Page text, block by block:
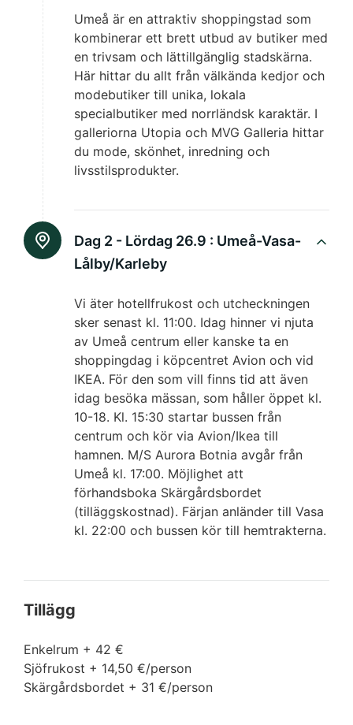
Umeå är en attraktiv shoppingstad som
kombinerar ett brett utbud av butiker med
en trivsam och lättillgänglig stadskärna.
Här hittar du allt från välkända kedjor och
modebutiker till unika, lokala
specialbutiker med norrländsk karaktär. I
galleriorna Utopia och MVG Galleria hittar
du mode, skönhet, inredning och
livsstilsprodukter.
Dag 2 - Lördag 26.9 : Umeå-Vasa-
Lålby/Karleby
Vi äter hotellfrukost och utcheckningen
sker senast kl. 11:00. Idag hinner vi njuta
av Umeå centrum eller kanske ta en
shoppingdag i köpcentret Avion och vid
IKEA. För den som vill finns tid att även
idag besöka mässan, som håller öppet kl.
10-18. Kl. 15:30 startar bussen från
centrum och kör via Avion/Ikea till
hamnen. M/S Aurora Botnia avgår från
Umeå kl. 17:00. Möjlighet att
förhandsboka Skärgårdsbordet
(tilläggskostnad). Färjan anländer till Vasa
kl. 22:00 och bussen kör till hemtrakterna.
Tillägg
Enkelrum + 42 €
Sjöfrukost + 14,50 €/person
Skärgårdsbordet + 31 €/person